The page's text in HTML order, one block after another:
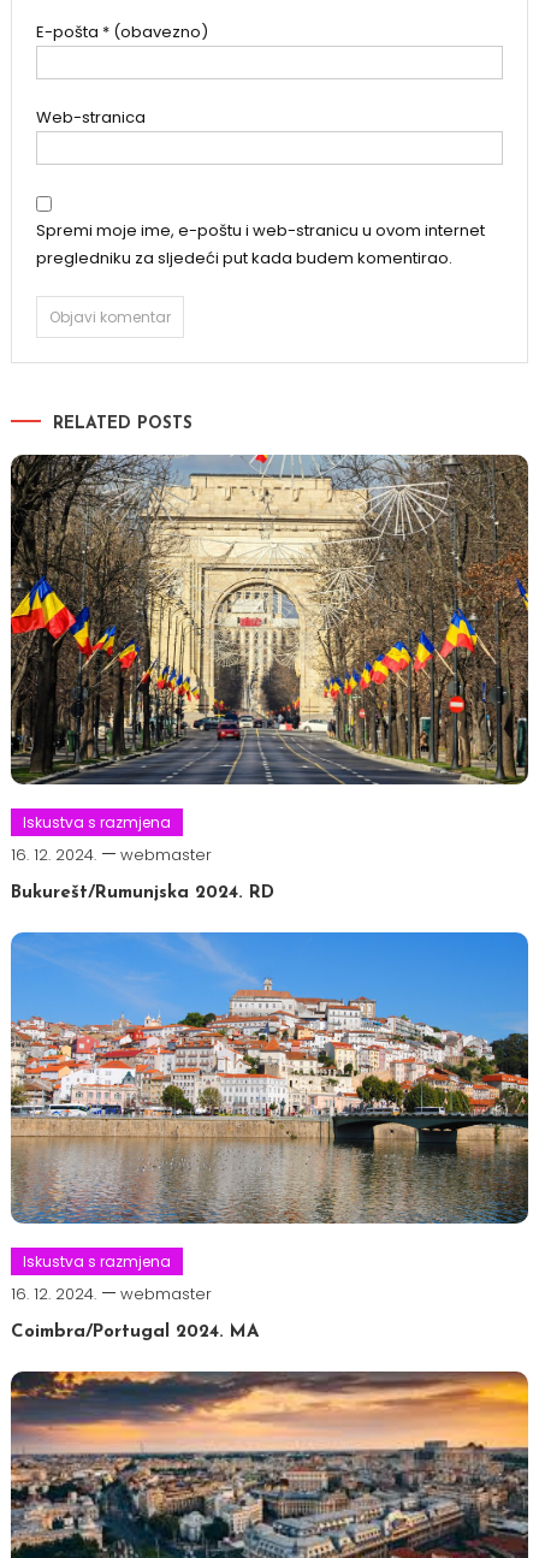
E-pošta * (obavezno)
Web-stranica
Spremi moje ime, e-poštu i web-stranicu u ovom internet
pregledniku za sljedeći put kada budem komentirao.
RELATED POSTS
Iskustva s razmjena
16. 12. 2024. webmaster
Bukurešt/Rumunjska 2024. RD
Iskustva s razmjena
16. 12. 2024. webmaster
Coimbra/Portugal 2024. MA